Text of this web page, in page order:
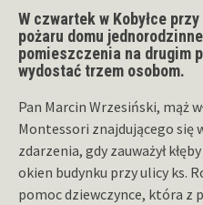
W czwartek w Kobyłce
pożaru domu
pomieszczenia na drugim
wydostać trzem osobom.
Pan Marcin Wrzesiński, mąż
Montessori znajdującego się
zdarzenia, gdy zauważył
okien budynku przy ulicy ks.
pomoc dziewczynce, która z